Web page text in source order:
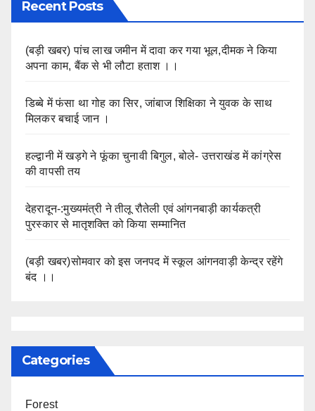
Recent Posts
(बड़ी खबर) पांच लाख जमीन में दावा कर गया भूल,दीमक ने किया
अपना काम, बैंक से भी लौटा हताश ।।
डिब्बे में फंसा था गोह का सिर, जांबाज शिक्षिका ने युवक के साथ
मिलकर बचाई जान ।
हल्द्वानी में खड़गे ने फूंका चुनावी बिगुल, बोले- उत्तराखंड में कांग्रेस
की वापसी तय
देहरादून-:मुख्यमंत्री ने तीलू रौतेली एवं आंगनबाड़ी कार्यकत्री
पुरस्कार से मातृशक्ति को किया सम्मानित
(बड़ी खबर)सोमवार को इस जनपद में स्कूल आंगनवाड़ी केन्द्र रहेंगे
बंद ।।
Categories
Forest